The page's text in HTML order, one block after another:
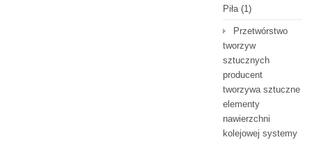
Piła(1)
Przetwórstwo
tworzyw
sztucznych
producent
tworzywa sztuczne
elementy
nawierzchni
kolejowej systemy